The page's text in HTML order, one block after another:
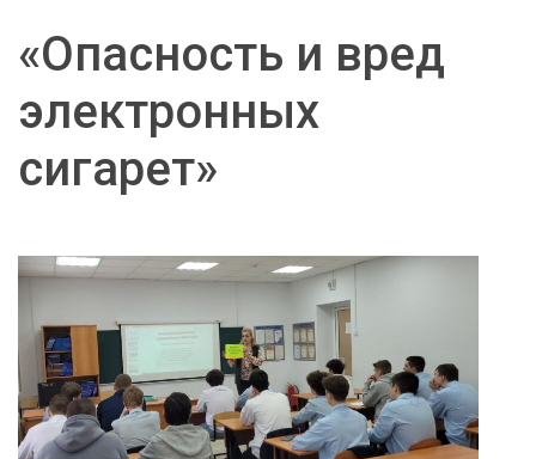
«Опасность и вред
электронных
сигарет»